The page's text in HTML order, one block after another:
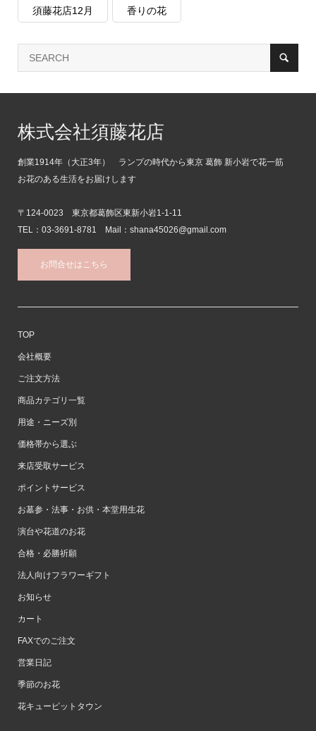
須藤花店12月 香りの花
株式会社須藤花店
創業1914年（大正3年） ランプの時代から東京 葛飾 新小岩で花一筋
お花のある生活をお届けします
〒124-0023 東京都葛飾区東新小岩1-1-11
TEL：03-3691-8781 Mail：shana45026@gmail.com
お問合せはこちら
TOP
会社概要
ご注文方法
商品カテゴリ一覧
用途・ニーズ別
価格帯から選ぶ
来店受取サービス
ポイントサービス
お墓参・法事・お供・本堂用生花
演台や花道のお花
合格・必勝祈願
法人向けフラワーギフト
お知らせ
カート
FAXでのご注文
営業日記
季節のお花
花キューピットタウン